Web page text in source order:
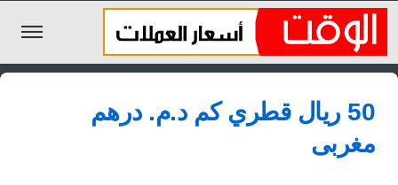
الليرة السورية
الجنيه المصري
الريال السعودي
50 ريال قطري كم د.م.‏ درهم
مغربى